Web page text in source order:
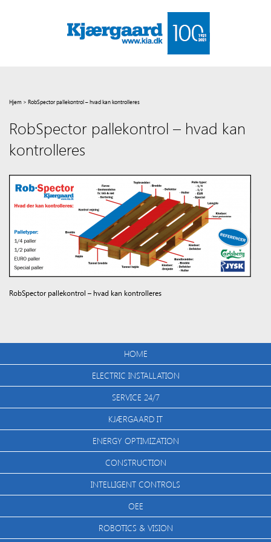
Hjem > RobSpector pallekontrol – hvad kan kontrolleres
RobSpector pallekontrol – hvad kan
kontrolleres
RobSpector pallekontrol – hvad kan kontrolleres
HOME
ELECTRIC INSTALLATION
SERVICE 24/7
KJÆRGAARD IT
ENERGY OPTIMIZATION
CONSTRUCTION
INTELLIGENT CONTROLS
OEE
ROBOTICS & VISION